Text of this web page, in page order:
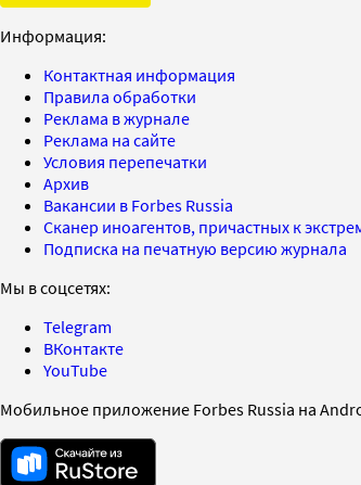
Информация:
Контактная информация
Правила обработки
Реклама в журнале
Реклама на сайте
Условия перепечатки
Архив
Вакансии в Forbes Russia
Сканер иноагентов, причастных к
Подписка на печатную версию журнала
Мы в соцсетях:
Telegram
ВКонтакте
YouTube
Мобильное приложение Forbes Russia на